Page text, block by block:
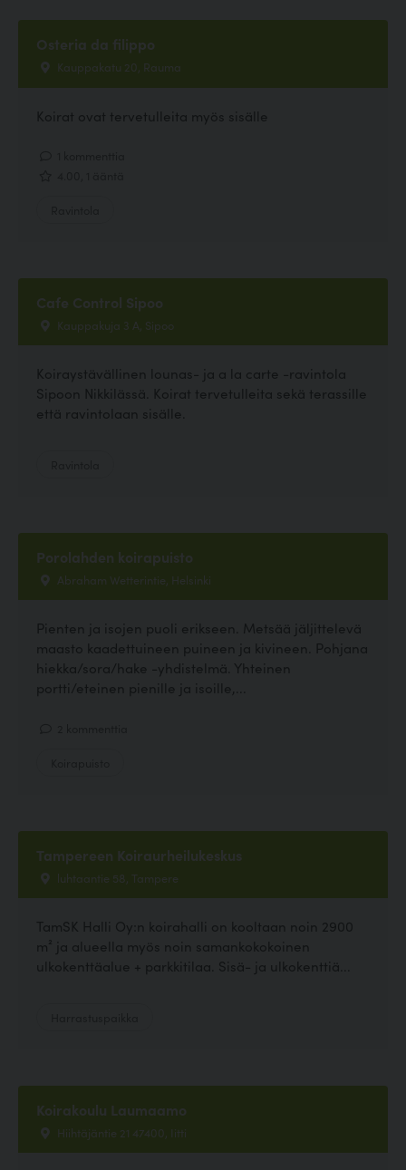
Osteria da filippo
Kauppakatu 20, Rauma
Koirat ovat tervetulleita myös sisälle
Cafe Control Sipoo
Kauppakuja 3 A, Sipoo
Koiraystävällinen lounas- ja a la carte -ravintola
Sipoon Nikkilässä. Koirat tervetulleita sekä terassille
että ravintolaan sisälle.
Porolahden koirapuisto
Abraham Wetterintie, Helsinki
Pienten ja isojen puoli erikseen. Metsää jäljittelevä
maasto kaadettuineen puineen ja kivineen. Pohjana
hiekka/sora/hake -yhdistelmä. Yhteinen
portti/eteinen pienille ja isoille,...
Tampereen Koiraurheilukeskus
luhtaantie 58, Tampere
TamSK Halli Oy:n koirahalli on kooltaan noin 2900
m² ja alueella myös noin samankokokoinen
ulkokenttäalue + parkkitilaa. Sisä- ja ulkokenttiä...
Koirakoulu Laumaamo
Hiihtäjäntie 21 47400, Iitti